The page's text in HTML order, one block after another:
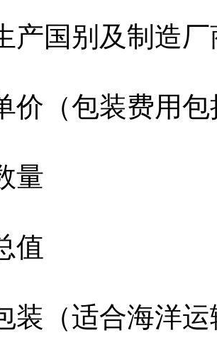
国别及制造厂
（包装费用包
量
值
（适合海洋运